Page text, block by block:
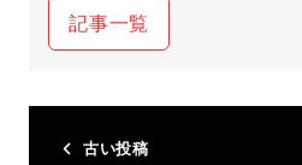
記事一覧
古い投稿